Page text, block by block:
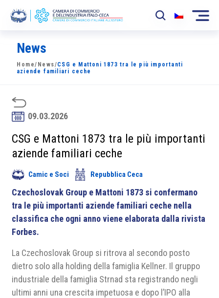
La Camera
News
Sviluppo Mercato
Soci
Partner
Progetti
Area riservata
News
Home/ News/CSG e Mattoni 1873 tra le più importanti
aziende familiari ceche
09.03.2026
CSG e Mattoni 1873 tra le più importanti
aziende familiari ceche
Camic e Soci Repubblica Ceca
Czechoslovak Group e Mattoni 1873 si confermano
tra le più importanti aziende familiari ceche nella
classifica che ogni anno viene elaborata dalla rivista
Forbes.
La Czechoslovak Group si ritrova al secondo posto
dietro solo alla holding della famiglia Kellner. Il gruppo
industriale della famiglia Strnad sta registrando negli
ultimi anni una crescita impetuosa e dopo l’IPO alla